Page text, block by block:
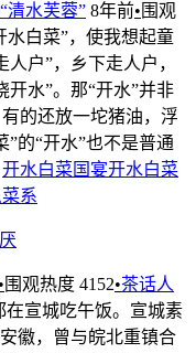
清水芙蓉” 8年前• 围观
白菜”，使我想起童
户”，乡下走人户，
开水”。那“开水”并非
的还放一坨猪油，浮
“开水”也不是普通
开水白菜国宴开水白菜
系
• 围观热度 4152•茶话人
宣城吃午饭。宣城素
徽，曾与皖北重镇合